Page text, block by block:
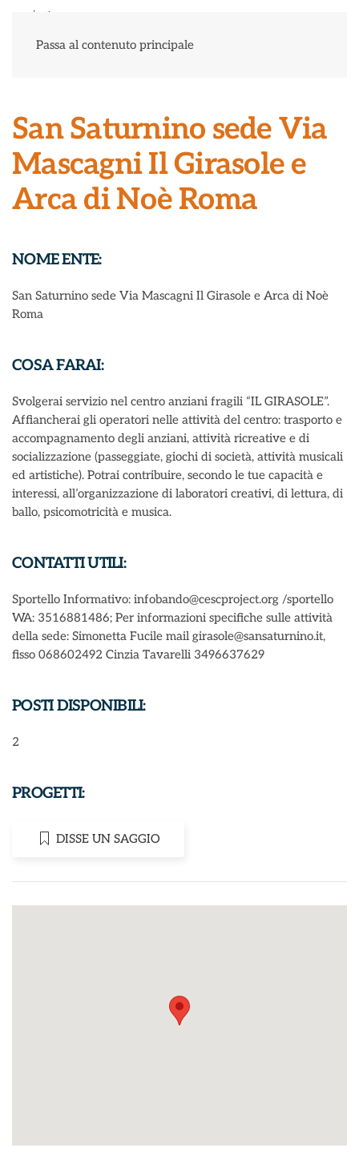
Passa al contenuto principale
San Saturnino sede Via
Mascagni Il Girasole e
Arca di Noè Roma
NOME ENTE:
San Saturnino sede Via Mascagni Il Girasole e Arca di Noè
Roma
COSA FARAI:
Svolgerai servizio nel centro anziani fragili “IL GIRASOLE”.
Affiancherai gli operatori nelle attività del centro: trasporto e
accompagnamento degli anziani, attività ricreative e di
socializzazione (passeggiate, giochi di società, attività musicali
ed artistiche). Potrai contribuire, secondo le tue capacità e
interessi, all’organizzazione di laboratori creativi, di lettura, di
ballo, psicomotricità e musica.
CONTATTI UTILI:
Sportello Informativo: infobando@cescproject.org /sportello
WA: 3516881486; Per informazioni specifiche sulle attività
della sede: Simonetta Fucile mail girasole@sansaturnino.it,
fisso 068602492 Cinzia Tavarelli 3496637629
POSTI DISPONIBILI:
2
PROGETTI:
DISSE UN SAGGIO